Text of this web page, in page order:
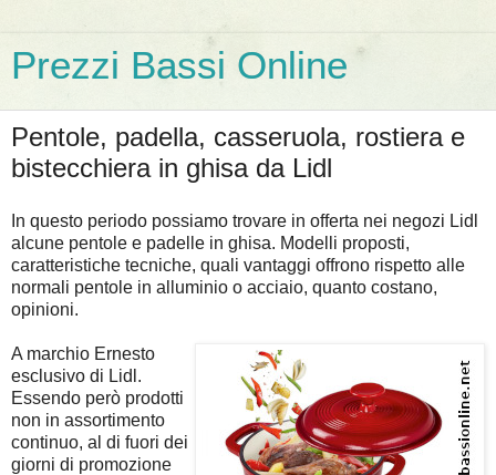
Prezzi Bassi Online
Pentole, padella, casseruola, rostiera e
bistecchiera in ghisa da Lidl
In questo periodo possiamo trovare in offerta nei negozi Lidl
alcune pentole e padelle in ghisa. Modelli proposti,
caratteristiche tecniche, quali vantaggi offrono rispetto alle
normali pentole in alluminio o acciaio, quanto costano,
opinioni.
A marchio Ernesto
esclusivo di Lidl.
Essendo però prodotti
non in assortimento
continuo, al di fuori dei
giorni di promozione